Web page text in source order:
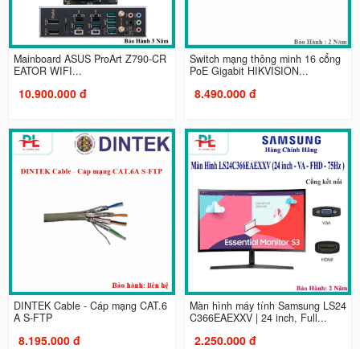
Mainboard ASUS ProArt Z790-CR
EATOR WIFI...
10.900.000 đ
Switch mạng thông minh 16 cổng
PoE Gigabit HIKVISION...
8.490.000 đ
DINTEK Cable - Cáp mạng CAT.6
A S-FTP
8.195.000 đ
Màn hình máy tính Samsung LS24
C366EAEXXV | 24 inch, Full...
2.250.000 đ